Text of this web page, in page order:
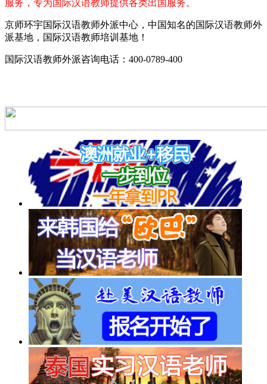
服务，专为国际汉语教师提供各类出国服务。
京师环宇国际汉语教师外派中心，中国知名的国际汉语教师外
派基地，国际汉语教师培训基地！
国际汉语教师外派咨询电话：400-0789-400